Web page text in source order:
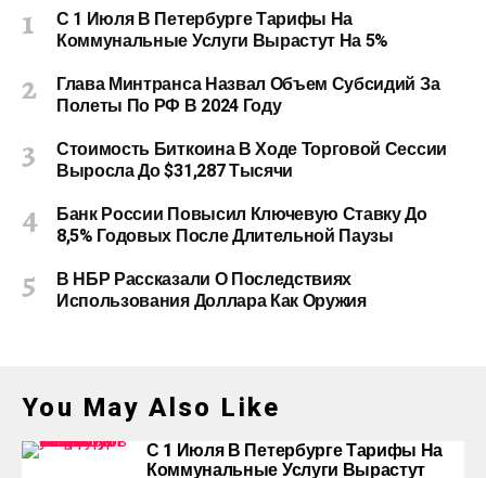
С 1 Июля В Петербурге Тарифы На
Коммунальные Услуги Вырастут На 5%
Глава Минтранса Назвал Объем Субсидий За
Полеты По РФ В 2024 Году
Стоимость Биткоина В Ходе Торговой Сессии
Выросла До $31,287 Тысячи
Банк России Повысил Ключевую Ставку До
8,5% Годовых После Длительной Паузы
В НБР Рассказали О Последствиях
Использования Доллара Как Оружия
You May Also Like
С 1 Июля В Петербурге Тарифы На
Коммунальные Услуги Вырастут